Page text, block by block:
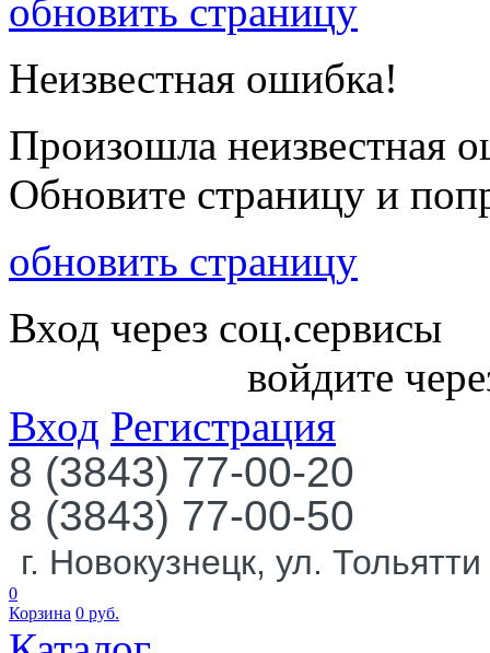
обновить страницу
Неизвестная ошибка!
Произошла неизвестная
Обновите страницу и
обновить страницу
Вход через соц.сервисы
войдите
Вход Регистрация
8 (3843) 77-00-20
8 (3843) 77-00-50
г. Новокузнецк, ул.
0
Корзина 0 руб.